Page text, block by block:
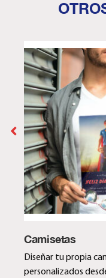
Camisetas
Diseñar tu propia
personalizados